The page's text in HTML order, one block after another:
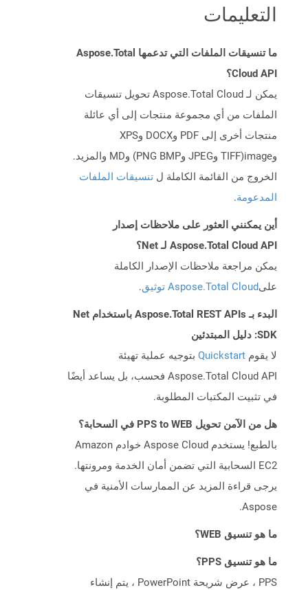
التعليمات
ما تنسيقات الملفات التي تدعمها Aspose.Total
Cloud API؟
يمكن لـ Aspose.Total Cloud تحويل تنسيقات
الملفات من أي مجموعة منتجات إلى أي عائلة
منتجات أخرى إلى PDF وDOCX وXPS
وimage(TIFF وJPEG وPNG BMP) وMD والمزيد.
الخروج من القائمة الكاملة ل تنسيقات الملفات
المدعومة.
أين يمكنني العثور على ملاحظات إصدار
Aspose.Total Cloud API لـ Net؟
يمكن مراجعة ملاحظات الإصدار الكاملة
علىAspose.Total Cloud توثيق .
البدء بـ Aspose.Total REST APIs باستخدام Net
SDK: دليل المبتدئين
لا يقوم Quickstart بتوجيه عملية تهيئة
Aspose.Total Cloud API فحسب، بل يساعد أيضًا
في تثبيت المكتبات المطلوبة.
هل من الآمن تحويل PPS to WEB في السحابة؟
بالطبع! يستخدم Aspose Cloud خوادم Amazon
EC2 السحابية التي تضمن أمان الخدمة ومرونتها.
يرجى قراءة المزيد عن الممارسات الأمنية في
Aspose.
ما هو تنسيق WEB؟
ما هو تنسيق PPS؟
PPS ، عرض شريحة PowerPoint ، يتم إنشاء